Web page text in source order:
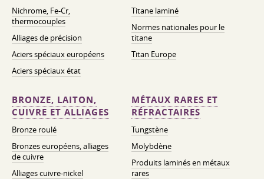
Nichrome, Fe-Cr,
thermocouples
Alliages de précision
Aciers spéciaux européens
Aciers spéciaux état
Titane laminé
Normes nationales pour le
titane
Titan Europe
BRONZE, LAITON,
CUIVRE ET ALLIAGES
Bronze roulé
Bronzes européens, alliages
de cuivre
Alliages cuivre-nickel
MÉTAUX RARES ET
RÉFRACTAIRES
Tungstène
Molybdène
Produits laminés en métaux
rares